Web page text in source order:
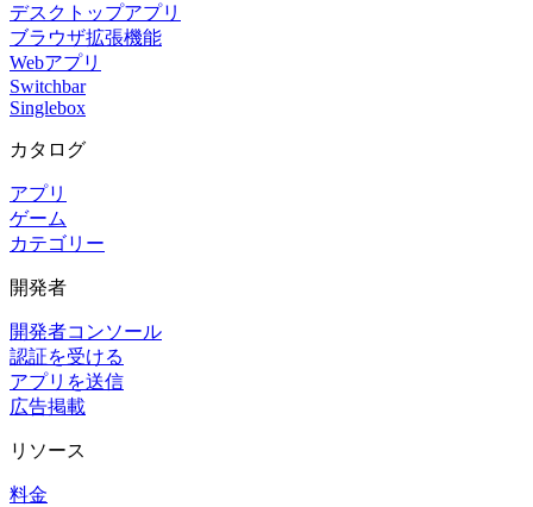
デスクトップアプリ
ブラウザ拡張機能
Webアプリ
Switchbar
Singlebox
カタログ
アプリ
ゲーム
カテゴリー
開発者
開発者コンソール
認証を受ける
アプリを送信
広告掲載
リソース
料金